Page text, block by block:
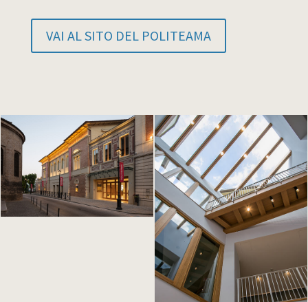
VAI AL SITO DEL POLITEAMA